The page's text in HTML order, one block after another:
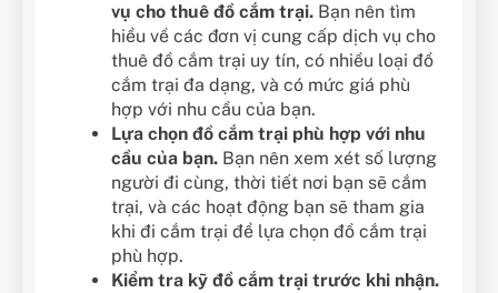
vụ cho thuê đồ cắm trại. Bạn nên tìm
hiểu về các đơn vị cung cấp dịch vụ cho
thuê đồ cắm trại uy tín, có nhiều loại đồ
cắm trại đa dạng, và có mức giá phù
hợp với nhu cầu của bạn.
Lựa chọn đồ cắm trại phù hợp với nhu
cầu của bạn. Bạn nên xem xét số lượng
người đi cùng, thời tiết nơi bạn sẽ cắm
trại, và các hoạt động bạn sẽ tham gia
khi đi cắm trại để lựa chọn đồ cắm trại
phù hợp.
Kiểm tra kỹ đồ cắm trại trước khi nhận.